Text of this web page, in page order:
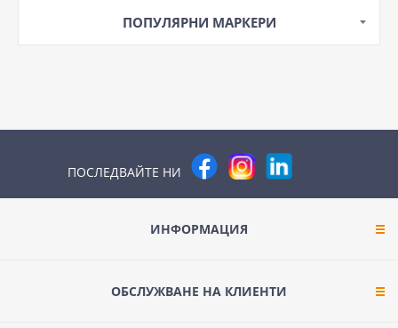
ПОПУЛЯРНИ МАРКЕРИ
ПОСЛЕДВАЙТЕ НИ
ИНФОРМАЦИЯ
ОБСЛУЖВАНЕ НА КЛИЕНТИ